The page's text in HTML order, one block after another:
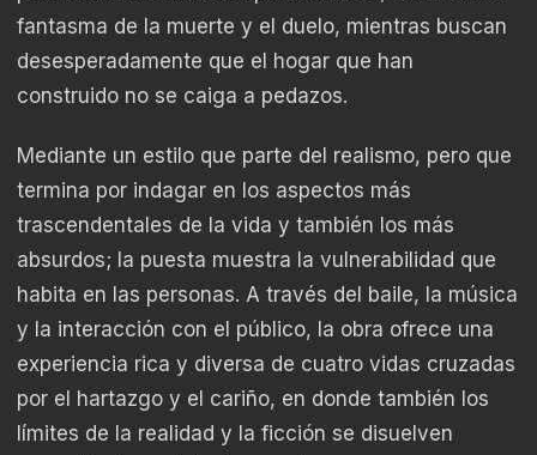
fantasma de la muerte y el duelo, mientras buscan
desesperadamente que el hogar que han
construido no se caiga a pedazos.
Mediante un estilo que parte del realismo, pero que
termina por indagar en los aspectos más
trascendentales de la vida y también los más
absurdos; la puesta muestra la vulnerabilidad que
habita en las personas. A través del baile, la música
y la interacción con el público, la obra ofrece una
experiencia rica y diversa de cuatro vidas cruzadas
por el hartazgo y el cariño, en donde también los
límites de la realidad y la ficción se disuelven